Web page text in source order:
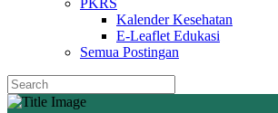
PKRS
Kalender Kesehatan
E-Leaflet Edukasi
Semua Postingan